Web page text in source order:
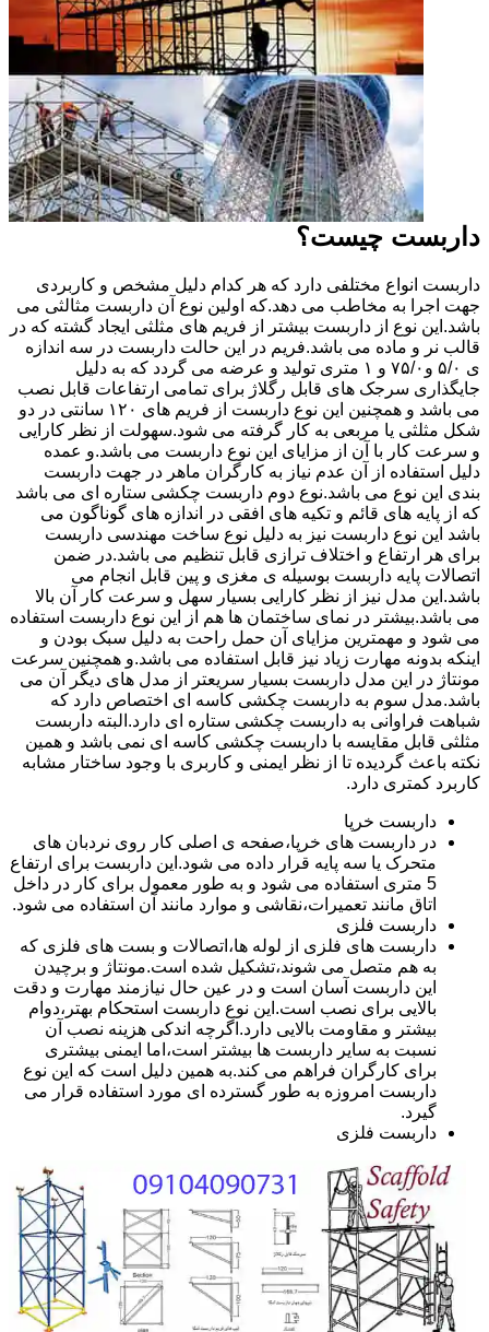
داربست چیست؟
داربست انواع مختلفی دارد که هر کدام دلیل مشخص و کاربردی
جهت اجرا به مخاطب می دهد.که اولین نوع آن داربست مثالثی می
باشد.این نوع از داربست بیشتر از فریم های مثلثی ایجاد گشته که در
قالب نر و ماده می باشد.فریم در این حالت داربست در سه اندازه
ی ۵/۰ و۷۵/۰ و ۱ متری تولید و عرضه می گردد که به دلیل
جایگذاری سرجک های قابل رگلاژ برای تمامی ارتفاعات قابل نصب
می باشد و همچنین این نوع داربست از فریم های ۱۲۰ سانتی در دو
شکل مثلثی یا مربعی به کار گرفته می شود.سهولت از نظر کارایی
و سرعت کار با آن از مزایای این نوع داربست می باشد.و عمده
دلیل استفاده از آن عدم نیاز به کارگران ماهر در جهت داربست
بندی این نوع می باشد.نوع دوم داربست چکشی ستاره ای می باشد
که از پایه های قائم و تکیه های افقی در اندازه های گوناگون می
باشد این نوع داربست نیز به دلیل نوع ساخت مهندسی داربست
برای هر ارتفاع و اختلاف ترازی قابل تنظیم می باشد.در ضمن
اتصالات پایه داربست بوسیله ی مغزی و پین قابل انجام می
باشد.این مدل نیز از نظر کارایی بسیار سهل و سرعت کار آن بالا
می باشد.بیشتر در نمای ساختمان ها هم از این نوع داربست استفاده
می شود و مهمترین مزایای آن حمل راحت به دلیل سبک بودن و
اینکه بدونه مهارت زیاد نیز قابل استفاده می باشد.و همچنین سرعت
مونتاژ در این مدل داربست بسیار سریعتر از مدل های دیگر آن می
باشد.مدل سوم به داربست چکشی کاسه ای اختصاص دارد که
شباهت فراوانی به داربست چکشی ستاره ای دارد.البته داربست
مثلثی قابل مقایسه با داربست چکشی کاسه ای نمی باشد و همین
نکته باعث گردیده تا از نظر ایمنی و کاربری با وجود ساختار مشابه
کاربرد کمتری دارد.
داربست خرپا
در داربست های خرپا،صفحه ی اصلی کار روی نردبان های
متحرک یا سه پایه قرار داده می شود.این داربست برای ارتفاع
5 متری استفاده می شود و به طور معمول برای کار در داخل
اتاق مانند تعمیرات،نقاشی و موارد مانند آن استفاده می شود.
داربست فلزی
داربست های فلزی از لوله ها،اتصالات و بست های فلزی که
به هم متصل می شوند،تشکیل شده است.مونتاژ و برچیدن
این داربست آسان است و در عین حال نیازمند مهارت و دقت
بالایی برای نصب است.این نوع داربست استحکام بهتر،دوام
بیشتر و مقاومت بالایی دارد.اگرچه اندکی هزینه نصب آن
نسبت به سایر داربست ها بیشتر است،اما ایمنی بیشتری
برای کارگران فراهم می کند.به همین دلیل است که این نوع
داربست امروزه به طور گسترده ای مورد استفاده قرار می
گیرد.
داربست فلزی